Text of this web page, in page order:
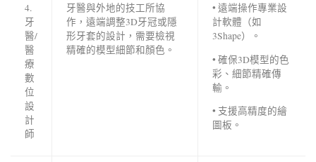
4.
牙
醫/
醫
療
數
位
設
計
師
牙醫與外地的技工所協
作，遠端調整3D牙冠或隱
形牙套的設計，需要檢視
精確的模型細節和顏色。
• 遠端操作專業設
計軟體（如
3Shape）。
• 確保3D模型的色
彩、細節精確傳
輸。
• 支援高精度的繪
圖板。